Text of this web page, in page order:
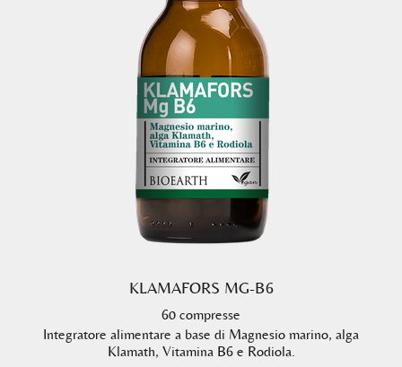
KLAMAFORS MG-B6
60 compresse
Integratore alimentare a base di Magnesio marino, alga
Klamath, Vitamina B6 e Rodiola.